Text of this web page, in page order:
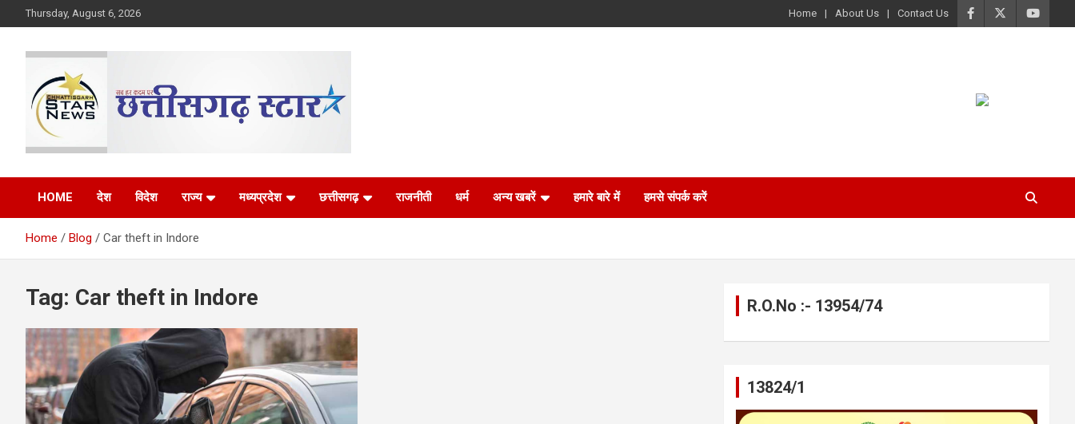
to
Thursday, August 6, 2026 Home About Us Contact Us
Chhattisgarh Star
HOME देश विदेश राज्य मध्यप्रदेश छत्तीसगढ़ राजनीती धर्म अन्य खबरें हमारे बारे में हमसे संपर्क करें
Home Blog Car theft in Indore
Tag: Car theft in Indore R.O.No :- 13954/74
13824/1